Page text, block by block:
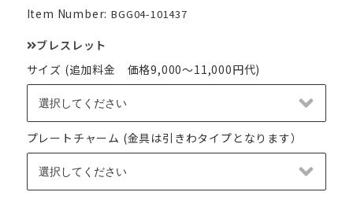
Item Number: BGG04-101437
ブレスレット
サイズ (追加料金 価格9,000～11,000円代)
プレートチャーム (金具は引きわタイプとなります）